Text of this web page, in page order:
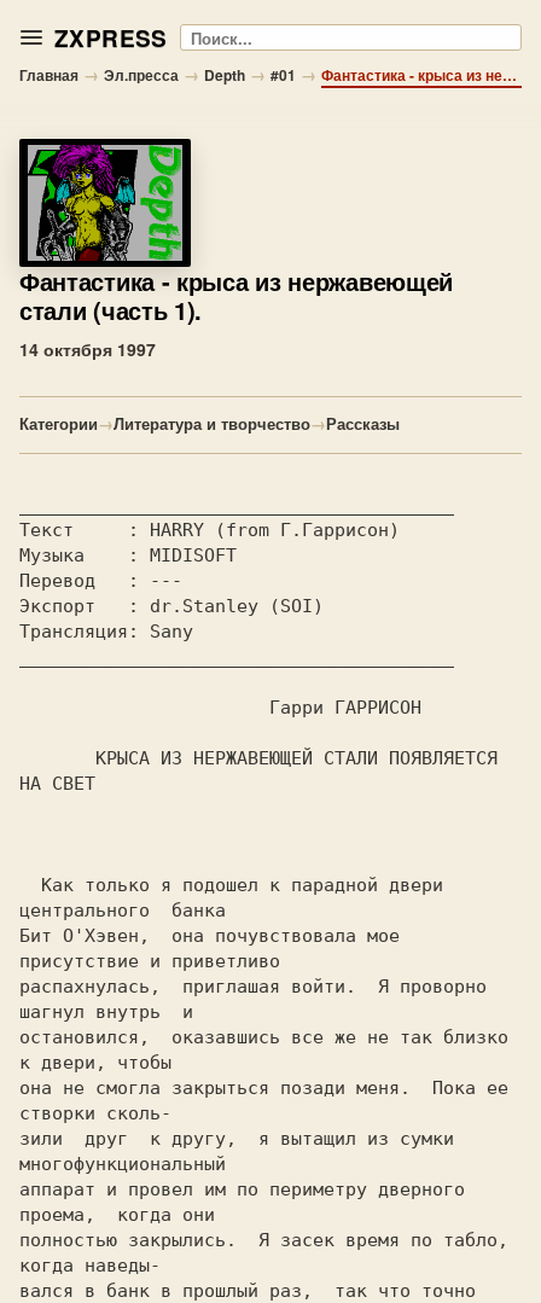
ZXPRESS Поиск
Главная → Эл.пресса → Depth → #01 → Фантастика - крыса из нержавеющей стали (часть 1).
Фантастика- крыса из нержавеющей
стали (часть 1).
14 октября 1997
Категории→Литература и творчество→Рассказы
Текст     : HARRY (from Г.Гаррисон)
Музыка    : MIDISOFT
Перевод   : ---
Экспорт   : dr.Stanley (SOI)
Трансляция: Sany
НА CBET
центрального  банка
Бит O'Хэвен,  она почувствовала мое
присутствие и приветливо
распахнулась,  приглашая войти.  Я проворно
шагнул внутрь  и
остановился,  оказавшись все же не так близко
к двери, чтобы
она не смогла закрыться позади меня.  Пока ее
створки сколь-
зили  друг  к другу,  я вытащил из сумки
многофункциональный
аппарат и провел им по периметру дверного
полностью закрылись.  Я засек время по табло,
когда наведы-
вался в банк в прошлый раз,  так что точно